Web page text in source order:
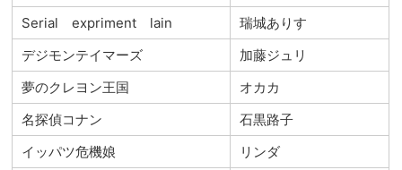
Serial expriment lain
瑞城ありす
デジモンテイマーズ
加藤ジュリ
夢のクレヨン王国
オカカ
名探偵コナン
石黒路子
イッパツ危機娘
リンダ